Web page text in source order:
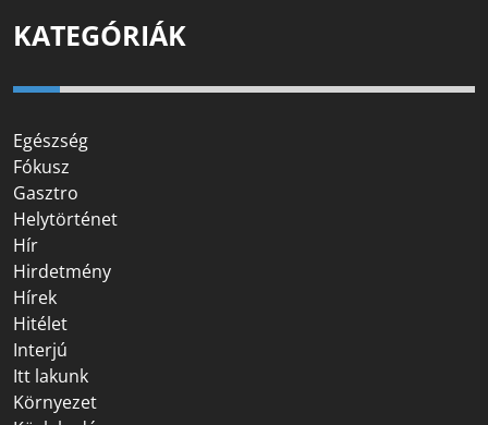
KATEGÓRIÁK
Egészség
Fókusz
Gasztro
Helytörténet
Hír
Hirdetmény
Hírek
Hitélet
Interjú
Itt lakunk
Környezet